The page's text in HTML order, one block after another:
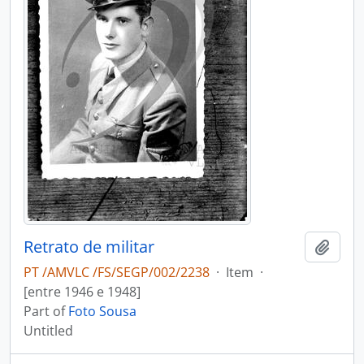
Retrato de militar
PT /AMVLC /FS/SEGP/002/2238 · Item ·
[entre 1946 e 1948]
Part ofFoto Sousa
Untitled